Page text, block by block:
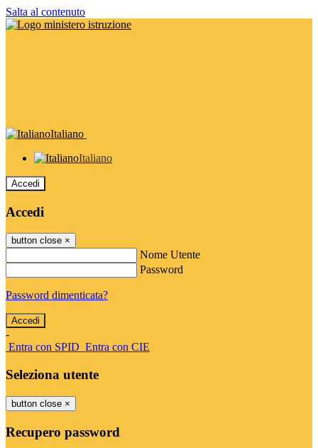
Salta al contenuto
Italiano
Italiano
Accedi
Accedi
button close ×
Nome Utente
Password
Password dimenticata?
-
Entra con SPID Entra con CIE
Seleziona utente
button close ×
Recupero password